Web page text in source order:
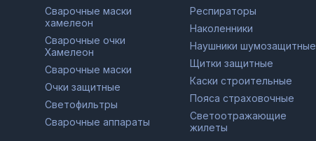
Сварочные маски
хамелеон
Сварочные очки
Хамелеон
Сварочные маски
Очки защитные
Светофильтры
Сварочные аппараты
Респираторы
Наколенники
Наушники шумозащитные
Щитки защитные
Каски строительные
Пояса страховочные
Светоотражающие
жилеты